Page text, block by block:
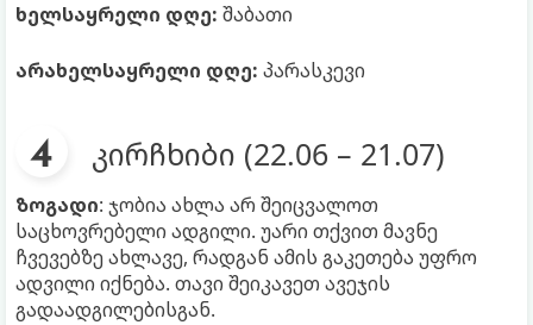
ხელსაყრელი დღე: შაბათი
არახელსაყრელი დღე: პარასკევი
კირჩხიბი (22.06 – 21.07)
ზოგადი: ჯობია ახლა არ შეიცვალოთ
საცხოვრებელი ადგილი. უარი თქვით მავნე
ჩვევებზე ახლავე, რადგან ამის გაკეთება უფრო
ადვილი იქნება. თავი შეიკავეთ ავეჯის
გადაადგილებისგან.